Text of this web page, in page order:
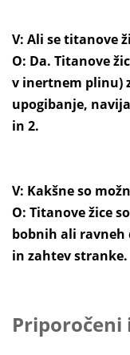
V: Ali se titanove
O: Da. Titanove
v inertnem plinu)
upogibanje,
in 2.
V: Kakšne so
O: Titanove žice
bobnih ali ravneh
in zahtev stranke.
Priporočeni